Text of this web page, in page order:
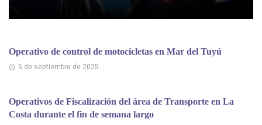
Operativo de control de motocicletas en Mar del Tuyú
5 de septiembre de 2025
Operativos de Fiscalización del área de Transporte en La
Costa durante el fin de semana largo